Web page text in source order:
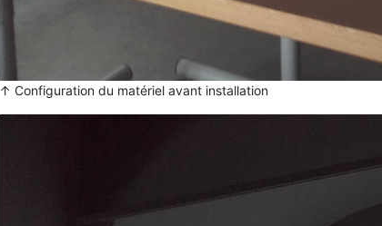
↑ Configuration du matériel avant installation